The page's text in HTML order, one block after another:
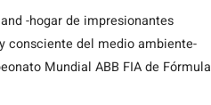
-hogar de impresionantes
consciente del medio ambiente-
Mundial ABB FIA de Fórmula